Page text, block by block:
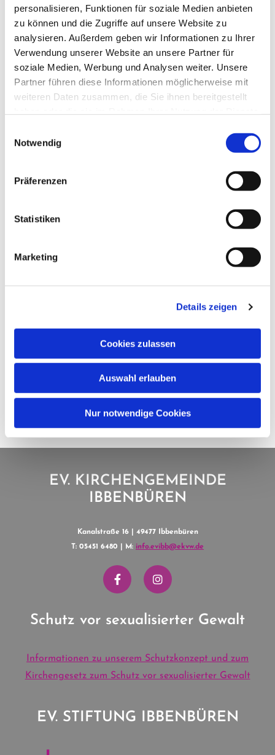
personalisieren, Funktionen für soziale Medien anbieten
zu können und die Zugriffe auf unsere Website zu
analysieren. Außerdem geben wir Informationen zu Ihrer
Verwendung unserer Website an unsere Partner für
soziale Medien, Werbung und Analysen weiter. Unsere
Partner führen diese Informationen möglicherweise mit
weiteren Daten zusammen, die Sie ihnen bereitgestellt
Notwendig
Präferenzen
Statistiken
Marketing
Details zeigen
Cookies zulassen
Auswahl erlauben
Nur notwendige Cookies
Dies könnte Sie auch
interessieren
EV. KIRCHENGEMEINDE
IBBENBÜREN
Kanalstraße 16 | 49477 Ibbenbüren
T: 05451 6480 | M: info.evibb@ekvw.de
Schutz vor sexualisierter Gewalt
Informationen zu unserem Schutzkonzept und zum
Kirchengesetz zum Schutz vor sexualisierter Gewalt
EV. STIFTUNG IBBENBÜREN